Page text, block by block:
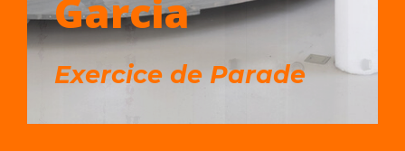
Garcia
Exercice de Parade